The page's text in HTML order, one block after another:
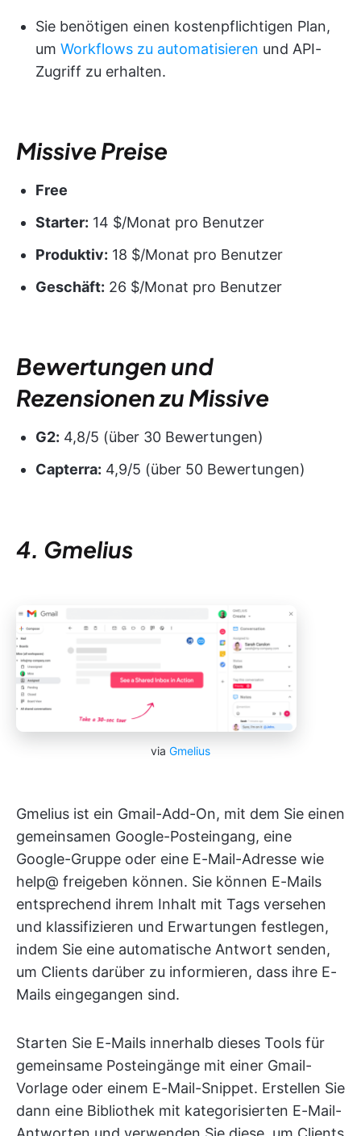
Sie benötigen einen kostenpflichtigen Plan,
um Workflows zu automatisieren und API-
Zugriff zu erhalten.
MissivePreise
Free
Starter: 14 $/Monat pro Benutzer
Produktiv: 18 $/Monat pro Benutzer
Geschäft: 26 $/Monat pro Benutzer
Bewertungen und
Rezensionen zu Missive
G2: 4,8/5 (über 30 Bewertungen)
Capterra: 4,9/5 (über 50 Bewertungen)
4. Gmelius
via Gmelius
Gmelius ist ein Gmail-Add-On, mit dem Sie einen
gemeinsamen Google-Posteingang, eine
Google-Gruppe oder eine E-Mail-Adresse wie
help@ freigeben können. Sie können E-Mails
entsprechend ihrem Inhalt mit Tags versehen
und klassifizieren und Erwartungen festlegen,
indem Sie eine automatische Antwort senden,
um Clients darüber zu informieren, dass ihre E-
Mails eingegangen sind.
Starten Sie E-Mails innerhalb dieses Tools für
gemeinsame Posteingänge mit einer Gmail-
Vorlage oder einem E-Mail-Snippet. Erstellen Sie
dann eine Bibliothek mit kategorisierten E-Mail-